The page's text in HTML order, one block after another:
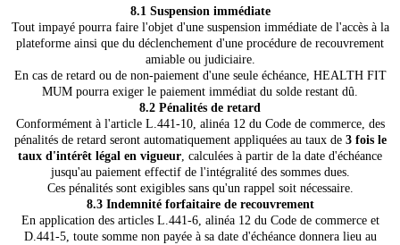
8.1 Suspension immédiate
Tout impayé pourra faire l'objet d'une suspension immédiate de l'accès à la
plateforme ainsi que du déclenchement d'une procédure de recouvrement
amiable ou judiciaire.
En cas de retard ou de non-paiement d'une seule échéance, HEALTH FIT
MUM pourra exiger le paiement immédiat du solde restant dû.
8.2 Pénalités de retard
Conformément à l'article L.441-10, alinéa 12 du Code de commerce, des
pénalités de retard seront automatiquement appliquées au taux de 3 fois le
taux d'intérêt légal en vigueur, calculées à partir de la date d'échéance
jusqu'au paiement effectif de l'intégralité des sommes dues.
Ces pénalités sont exigibles sans qu'un rappel soit nécessaire.
8.3 Indemnité forfaitaire de recouvrement
En application des articles L.441-6, alinéa 12 du Code de commerce et
D.441-5, toute somme non payée à sa date d'échéance donnera lieu au